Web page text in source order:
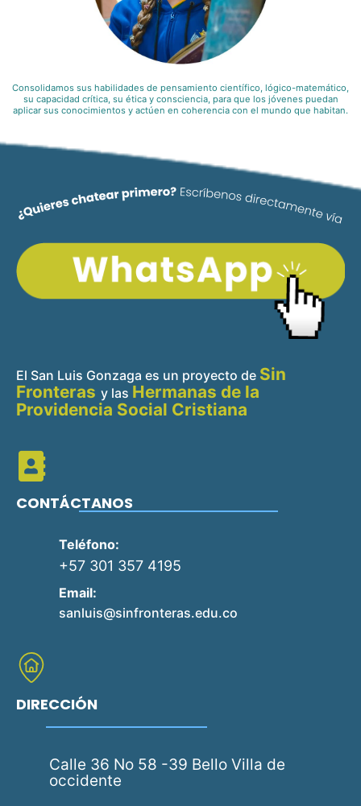
Consolidamos sus habilidades de pensamiento científico, lógico-matemático,
su capacidad crítica, su ética y consciencia, para que los jóvenes puedan
aplicar sus conocimientos y actúen en coherencia con el mundo que habitan.
El San Luis Gonzaga es un proyecto de Sin
Fronteras y las Hermanas de la
Providencia Social Cristiana
CONTÁCTANOS
Teléfono:
+57 301 357 4195
Email:
sanluis@sinfronteras.edu.co
DIRECCIÓN
Calle 36 No 58 -39 Bello Villa de
occidente